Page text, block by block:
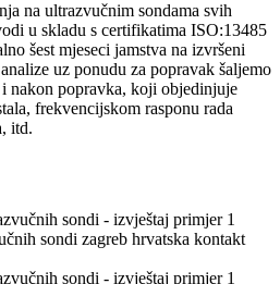
na ultrazvučnim sondama svih
u skladu s certifikatima ISO:13485
šest mjeseci jamstva na izvršeni
uz ponudu za popravak šaljemo
nakon popravka, koji objedinjuje
frekvencijskom rasponu rada
itd.